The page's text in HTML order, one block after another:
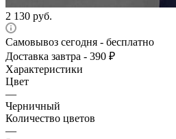
2 130 руб.
Самовывоз сегодня - бесплатно
Доставка завтра - 390 ₽
Характеристики
Цвет
—
Черничный
Количество цветов
—